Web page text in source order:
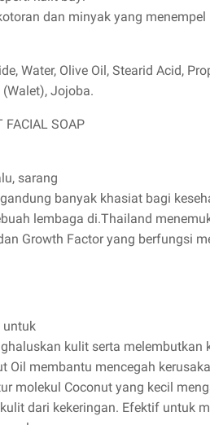
dan minyak yang menempel
Water, Olive Oil, Stearid Acid,
Jojoba.
FACIAL SOAP
sarang
banyak khasiat bagi
lembaga di.Thailand
Growth Factor yang berfungsi
untuk
kulit serta melembutkan
Oil membantu mencegah
molekul Coconut yang kecil
dari kekeringan. Efektif untuk